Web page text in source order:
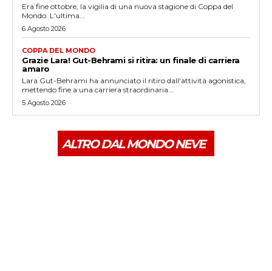
Era fine ottobre, la vigilia di una nuova stagione di Coppa del
Mondo. L'ultima...
6 Agosto 2026
COPPA DEL MONDO
Grazie Lara! Gut-Behrami si ritira: un finale di carriera
amaro
Lara Gut-Behrami ha annunciato il ritiro dall'attività agonistica,
mettendo fine a una carriera straordinaria...
5 Agosto 2026
ALTRO DAL MONDO NEVE